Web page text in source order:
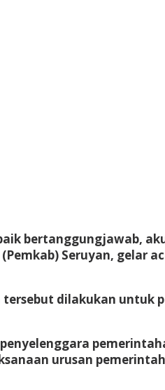
bertanggungjawab,
Seruyan, gelar
dilakukan untuk
urusan